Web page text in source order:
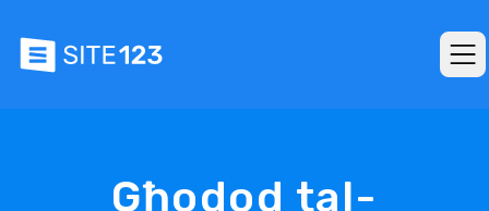
Għodod tal-